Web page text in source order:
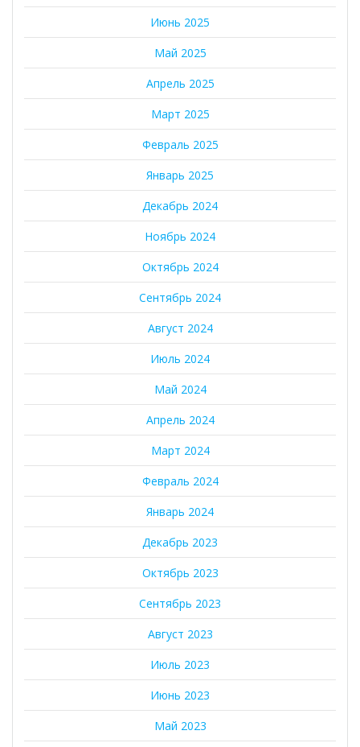
Июнь 2025
Май 2025
Апрель 2025
Март 2025
Февраль 2025
Январь 2025
Декабрь 2024
Ноябрь 2024
Октябрь 2024
Сентябрь 2024
Август 2024
Июль 2024
Май 2024
Апрель 2024
Март 2024
Февраль 2024
Январь 2024
Декабрь 2023
Октябрь 2023
Сентябрь 2023
Август 2023
Июль 2023
Июнь 2023
Май 2023